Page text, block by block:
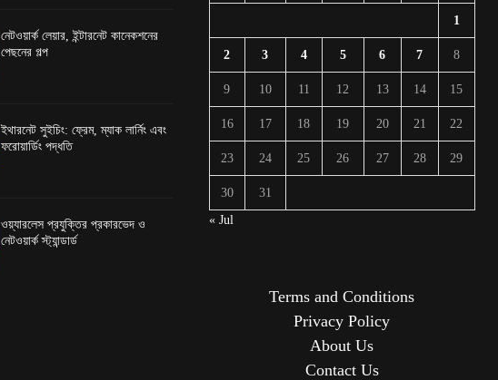
নেটওয়ার্ক লেয়ার, ইন্টারনেট কানেকশনের
পেছনের গল্প
ইথারনেট সুইচিং: ফ্রেম, ম্যাক লার্নিং এবং
ফরোয়ার্ডিং পদ্ধতি
ওয়্যারলেস প্রযুক্তির প্রকারভেদ ও
নেটওয়ার্ক স্ট্যান্ডার্ড
1
2 3 4 5 6 7 8
9 10 11 12 13 14 15
16 17 18 19 20 21 22
23 24 25 26 27 28 29
30
31
« Jul
Terms and Conditions
Privacy Policy
About Us
Contact Us